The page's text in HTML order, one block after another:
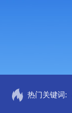
热门关键词: